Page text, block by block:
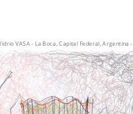
VASA - La Boca, Capital Federal, Argentina -